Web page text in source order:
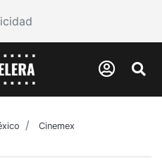
Cinemex